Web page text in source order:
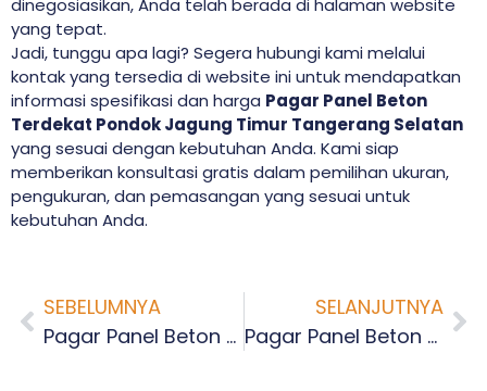
dinegosiasikan, Anda telah berada di halaman website
yang tepat.
Jadi, tunggu apa lagi? Segera hubungi kami melalui
kontak yang tersedia di website ini untuk mendapatkan
informasi spesifikasi dan harga Pagar Panel Beton
Terdekat Pondok Jagung Timur Tangerang Selatan
yang sesuai dengan kebutuhan Anda. Kami siap
memberikan konsultasi gratis dalam pemilihan ukuran,
pengukuran, dan pemasangan yang sesuai untuk
kebutuhan Anda.
SEBELUMNYA
Pagar Panel Beton Terdekat Pondok Jagung Tangerang Selatan
SELANJUTNYA
Pagar Panel Beton Terdekat Setu Tangerang Selatan